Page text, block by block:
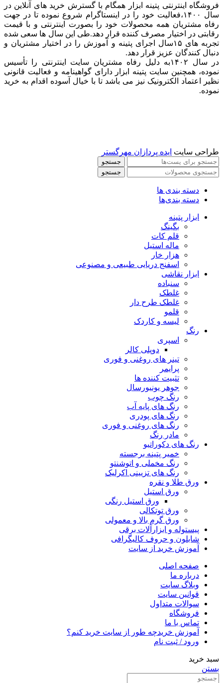
فروشگاه اینترنتی پتینه ابزار همگام با گسترش خرید های آنلاین در
سال ۱۴۰۰،فعالیت خود را در اینستاگرام شروع نموده تا در جهت
رفاه مشتریان همه محصولات خود را بصورت اینترنتی و با قیمت
رقابتی در اختیار مصرف کننده قرار دهد.طی این سال ها سعی شده
تجربه های ۱۵سال اجرای پتینه و آموزش را در اختیار مشتریان و
دنبال کنندگان عزیز قرار دهد.
در سال ۱۴۰۲به دلیل رفاه مشتریان سایت اینترنتی را تأسیس
نموده، همچنین سایت پتینه ابزار دارای گواهینامه و فعالیت قانونی
نظیر اعتماد الکترونیک نیز می باشد تا با خیال آسوده اقدام به خرید
نموده.
طراحی سایت ایده پردازان مهرگستر
جستجو
جستجو
دسته بندی ها
دسته بندی‌ها
ابزار پتینه
بگینگ
قلم کات
ماله استیل
هزار خار
اسفنج دریایی طبیعی و مصنوعی
ابزار نقاشی
سنباده
غلطک
غلطک طرح دار
قلمو
لیسه و کاردک
رنگ
اسپری
دوپلی کالر
تینر های روغنی و فوری
پرایمر
تثبیت کننده ها
جوهر یونیورسال
رنگ چوب
رنگ‌ های پایه آب
رنگ های پودری
رنگ‌ های روغنی و فوری
مادر رنگ
رنگ های دکوراتیو
خمیر پتینه برجسته
رنگ مخملی و اتوشنتو
رنگ های تزیینی اکرلیک
ورق طلا و نقره
ورق استیل
ورق استیل رنگی
ورق توتکالی
ورق گرم بالا و معمولی
پیستوله و ابزارآلات برقی
شابلون و حروف کالیگرافی
آموزش خرید از سایت
صفحه اصلی
درباره ما
وبلاگ سایت
قوانین سایت
سوالات متداول
فروشگاه
تماس با ما
آموزش خریدچه طور از سایت خرید کنم؟
ورود / ثبت نام
سبد خرید
بستن